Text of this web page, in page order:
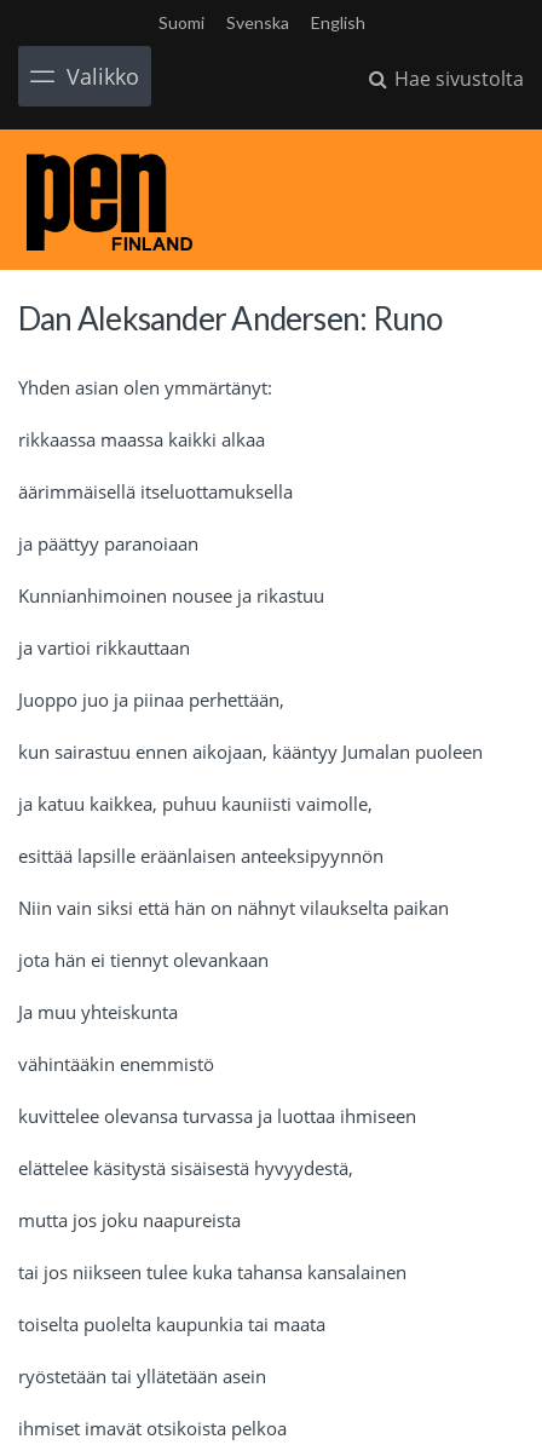
Suomi Svenska English
Valikko Hae sivustolta
Dan Aleksander Andersen: Runo
Yhden asian olen ymmärtänyt:
rikkaassa maassa kaikki alkaa
äärimmäisellä itseluottamuksella
ja päättyy paranoiaan
Kunnianhimoinen nousee ja rikastuu
ja vartioi rikkauttaan
Juoppo juo ja piinaa perhettään,
kun sairastuu ennen aikojaan, kääntyy Jumalan puoleen
ja katuu kaikkea, puhuu kauniisti vaimolle,
esittää lapsille eräänlaisen anteeksipyynnön
Niin vain siksi että hän on nähnyt vilaukselta paikan
jota hän ei tiennyt olevankaan
Ja muu yhteiskunta
vähintääkin enemmistö
kuvittelee olevansa turvassa ja luottaa ihmiseen
elättelee käsitystä sisäisestä hyvyydestä,
mutta jos joku naapureista
tai jos niikseen tulee kuka tahansa kansalainen
toiselta puolelta kaupunkia tai maata
ryöstetään tai yllätetään asein
ihmiset imavät otsikoista pelkoa